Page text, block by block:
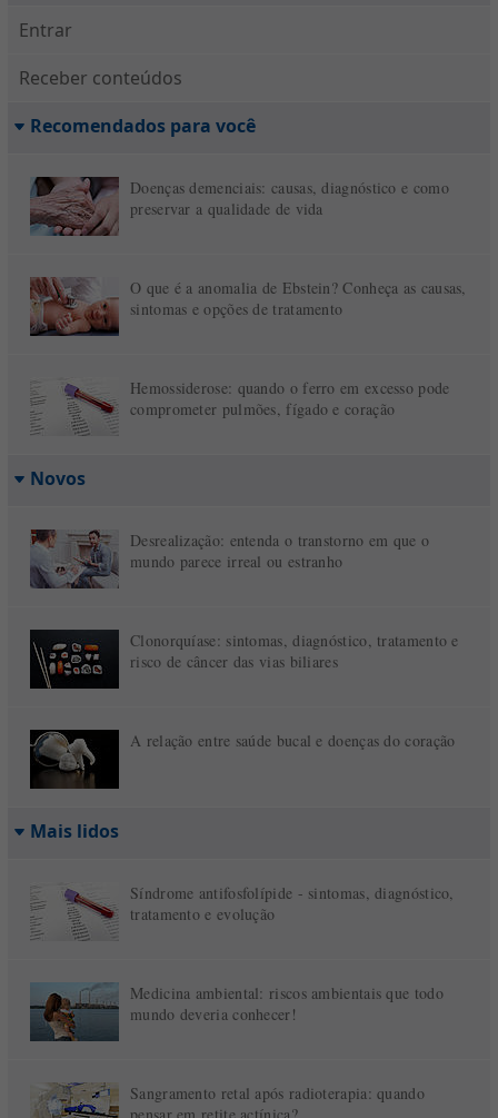
Entrar
Receber conteúdos
Recomendados para você
Doenças demenciais: causas, diagnóstico e como
preservar a qualidade de vida
O que é a anomalia de Ebstein? Conheça as causas,
sintomas e opções de tratamento
Hemossiderose: quando o ferro em excesso pode
comprometer pulmões, fígado e coração
Novos
Desrealização: entenda o transtorno em que o
mundo parece irreal ou estranho
Clonorquíase: sintomas, diagnóstico, tratamento e
risco de câncer das vias biliares
A relação entre saúde bucal e doenças do coração
Mais lidos
Síndrome antifosfolípide - sintomas, diagnóstico,
tratamento e evolução
Medicina ambiental: riscos ambientais que todo
mundo deveria conhecer!
Sangramento retal após radioterapia: quando